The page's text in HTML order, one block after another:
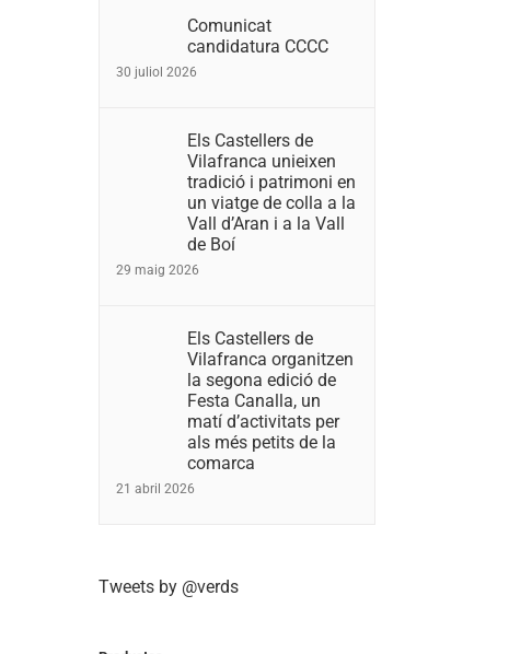
Comunicat
candidatura CCCC
30 juliol 2026
Els Castellers de
Vilafranca unieixen
tradició i patrimoni en
un viatge de colla a la
Vall d’Aran i a la Vall
de Boí
29 maig 2026
Els Castellers de
Vilafranca organitzen
la segona edició de
Festa Canalla, un
matí d’activitats per
als més petits de la
comarca
21 abril 2026
Tweets by @verds